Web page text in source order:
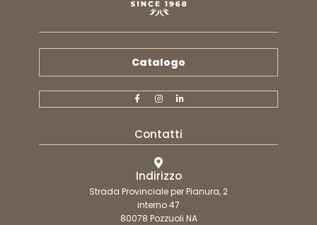
Catalogo
Contatti
Indirizzo
Strada Provinciale per Pianura, 2
interno 47
80078 Pozzuoli NA